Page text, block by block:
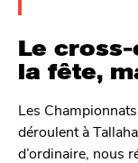
Le
la fête,
Les
déroulent à
d’ordinaire, nous